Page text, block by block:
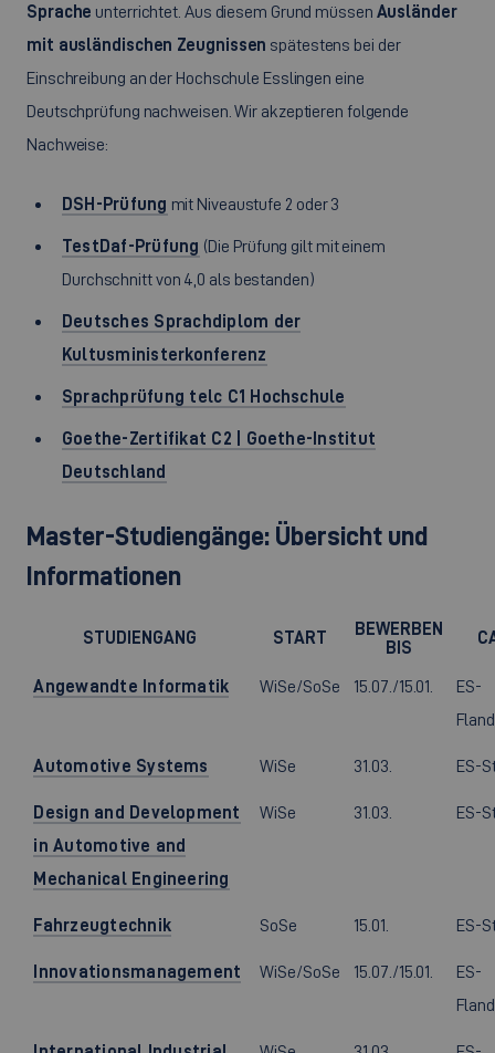
Sprache unterrichtet. Aus diesem Grund müssen Ausländer
mit ausländischen Zeugnissen spätestens bei der
Einschreibung an der Hochschule Esslingen eine
Deutschprüfung nachweisen. Wir akzeptieren folgende
Nachweise:
DSH-Prüfung mit Niveaustufe 2 oder 3
TestDaf-Prüfung (Die Prüfung gilt mit einem
Durchschnitt von 4,0 als bestanden)
Deutsches Sprachdiplom der
Kultusministerkonferenz
Sprachprüfung telc C1 Hochschule
Goethe-Zertifikat C2 | Goethe-Institut
Deutschland
Master-Studiengänge: Übersicht und
Informationen
STUDIENGANG START
BEWERBEN
BIS
Angewandte Informatik WiSe/SoSe 15.07./15.01.
ES-
Automotive Systems WiSe 31.03. ES-
Design and Development
in Automotive and
Mechanical Engineering
WiSe 31.03. ES-
Fahrzeugtechnik SoSe 15.01. ES-
Innovationsmanagement WiSe/SoSe 15.07./15.01.
ES-